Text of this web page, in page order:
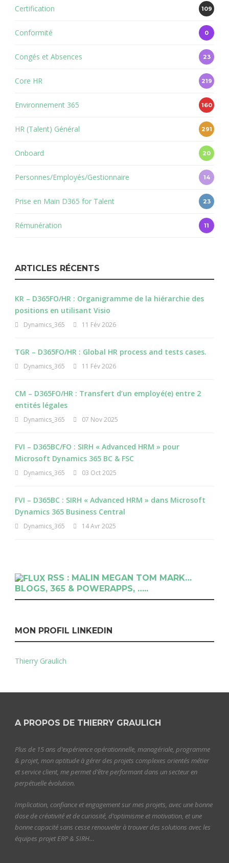
Certification 109
Conformité 0
Congés et Absences 23
Core HR 219
Environnement 365 160
HR (Talent) Général 291
Onboard 20
Personnes/Employés/Gestionnaire 14
Prise en Main D365 for Talent 23
Rémunération 11
ARTICLES RÉCENTS
KR – D365FO/HR : Organigramme de la hiérarchie des
positions en utilisant Visio
Dynamics_365 11 Fév 2026
TGR – D365FO/HR : Global HR process and tests cases.
Dynamics_365 11 Fév 2026
CM – D365FO/HR : Transfert d’un employé(e) entre 2
entités légales
Dynamics_365 07 Nov 2025
FVI – D365BC/FO : SIRH « Advanced HRM » pour
Microsoft Dynamics 365 BC & FSC
Dynamics_365 03 Oct 2025
FVI – D365BC : SIRH « Advanced HRM » dans Microsoft
Dynamics 365 Business Central
Dynamics_365 14 Avr 2025
RSS : MALIN MEGAN TOM MARK…
BLOGS, 365 & POWERAPPS, …..
MON PROFIL LINKEDIN
Thierry Graulich
A PROPOS DE THIERRY GRAULICH
Plus de 15 ans d’expérience opérationnelle, managériale, programme
& projet, mon aptitude à gérer des projets complexes orientés métier
et service client, me permet d’être performant dans un secteur en
perpétuelle évolution.
Implication, confiance et engagement sur mes projets, avec une bonne
dose de créativité et de curiosité, d’optimisme et motivation, et une
bonne capacité sans cesse renouveler à trouver des solutions avec les
équipes projet ERP & SIRH…